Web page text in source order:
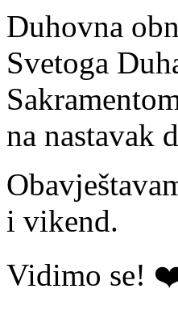
Duhovna
Svetoga
na nastavak
i vikend.
Vidimo se!